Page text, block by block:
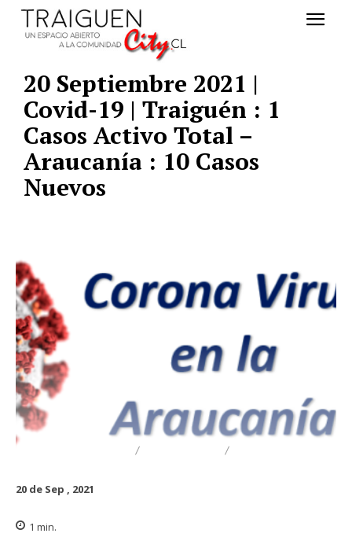
20 Septiembre 2021 |
Covid-19 | Traiguén : 1
Casos Activo Total –
Araucanía : 10 Casos
Nuevos
20 de Sep , 2021
1 min.